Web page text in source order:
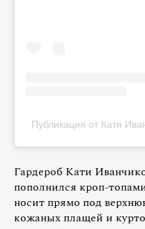
Публикация от Катя
Гардероб Кати
пополнился кроп-
носит прямо под
кожаных плащей и